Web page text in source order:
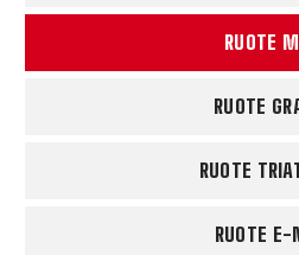
RUOTE
RUOTE
RUOTE
RUOTE